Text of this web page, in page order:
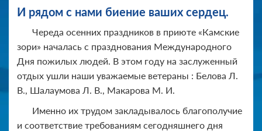
И рядом с нами биение ваших сердец.
Череда осенних праздников в приюте «Камские
зори» началась с празднования Международного
Дня пожилых людей. В этом году на заслуженный
отдых ушли наши уважаемые ветераны : Белова Л.
В., Шалаумова Л. В., Макарова М. И.
Именно их трудом закладывалось благополучие
и соответствие требованиям сегодняшнего дня